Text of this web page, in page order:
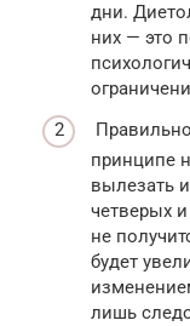
дни.
них — это
принципе
вылезать
четверых
не
будет
лишь